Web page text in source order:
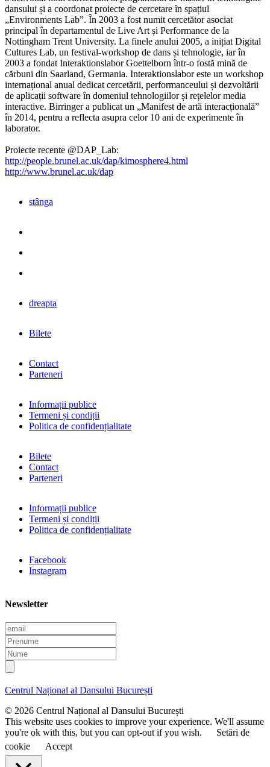
dansului și a coordonat proiecte de cercetare în spațiul
„Environments Lab”. În 2003 a fost numit cercetător asociat
principal în departamentul de Live Art și Performance de la
Nottingham Trent University. La finele anului 2005, a inițiat Digital
Cultures Lab, un festival-workshop de dans și tehnologie, iar în
2003 a fondat Interaktionslabor Goettelborn într-o fostă mină de
cărbuni din Saarland, Germania. Interaktionslabor este un workshop
internațional anual dedicat cercetării, performanceului și dezvoltării
de aplicații software în domeniul tehnologiilor și rețelelor media
interactive. Birringer a publicat un „Manifest de artă interacțională”
în 2014, pentru a reflecta asupra celor 10 ani de experimente în
laborator.
Proiecte recente @DAP_Lab:
http://people.brunel.ac.uk/dap/kimosphere4.html
http://www.brunel.ac.uk/dap
stânga
dreapta
Bilete
Contact
Parteneri
Informații publice
Termeni și condiții
Politica de confidențialitate
Bilete
Contact
Parteneri
Informații publice
Termeni și condiții
Politica de confidențialitate
Facebook
Instagram
Newsletter
E
m
a
i
l
P
r
e
n
m
N
u
m
e
Centrul Național al Dansului București
© 2026 Centrul Național al Dansului București
This website uses cookies to improve your experience. We'll assume
you're ok with this, but you can opt-out if you wish.
Setări de
cookie
Accept